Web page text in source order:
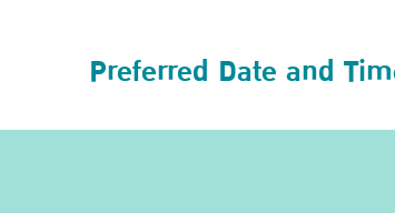
Preferred Date and